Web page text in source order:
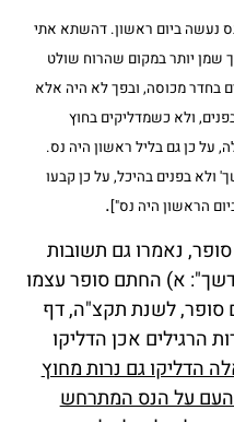
נעשה ביום ראשון. דהשתא אתי
שמן יותר במקום שהרוח שולט
בחדר מכוסה, ובפך לא היה אלא
ולא כשמדליקים בחוץ
על כן גם בליל ראשון היה נס.
ולא בפנים בהיכל, על כן קבעו
הראשון היה נס"].
נאמרו גם תשובות
א) החתם סופר עצמו
סופר, לשנת תקצ"ה, דף
הרגילים אכן הדליקו
הדליקו גם נרות מחוץ
העם על הנס המתרחש